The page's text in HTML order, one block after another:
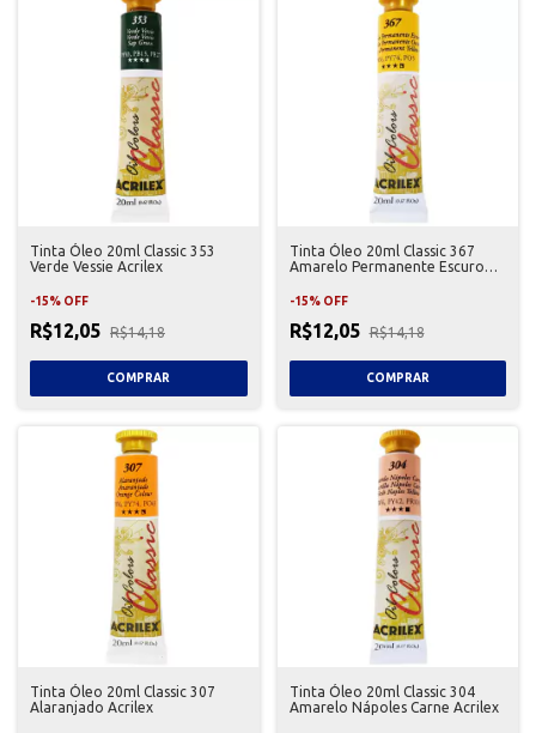
Tinta Óleo 20ml Classic 353
Verde Vessie Acrilex
-15% OFF
R$12,05 R$14,18
Tinta Óleo 20ml Classic 367
Amarelo Permanente Escuro
-15% OFF
R$12,05 R$14,18
Tinta Óleo 20ml Classic 307
Alaranjado Acrilex
Tinta Óleo 20ml Classic 304
Amarelo Nápoles Carne Acrilex